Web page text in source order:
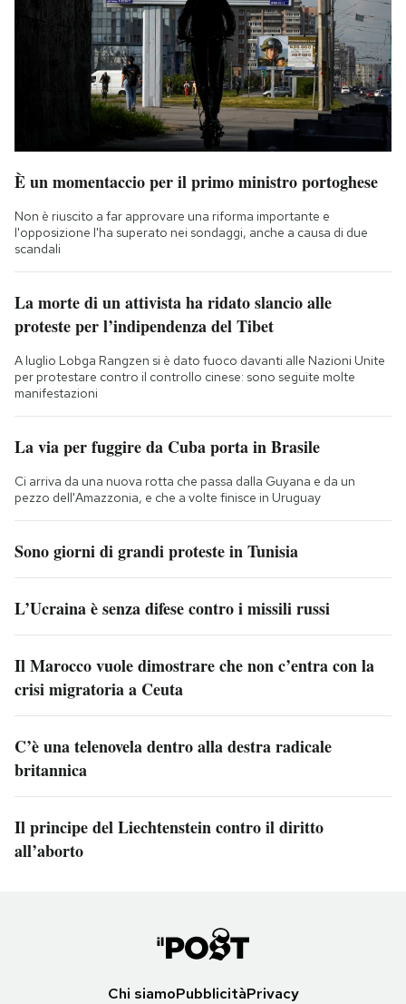
È un momentaccio per il primo ministro portoghese
Non è riuscito a far approvare una riforma importante e
l'opposizione l'ha superato nei sondaggi, anche a causa di due
scandali
La morte di un attivista ha ridato slancio alle
proteste per l’indipendenza del Tibet
A luglio Lobga Rangzen si è dato fuoco davanti alle Nazioni Unite
per protestare contro il controllo cinese: sono seguite molte
manifestazioni
La via per fuggire da Cuba porta in Brasile
Ci arriva da una nuova rotta che passa dalla Guyana e da un
pezzo dell'Amazzonia, e che a volte finisce in Uruguay
Sono giorni di grandi proteste in Tunisia
L’Ucraina è senza difese contro i missili russi
Il Marocco vuole dimostrare che non c’entra con la
crisi migratoria a Ceuta
C’è una telenovela dentro alla destra radicale
britannica
Il principe del Liechtenstein contro il diritto
all’aborto
Chi siamoPubblicitàPrivacy